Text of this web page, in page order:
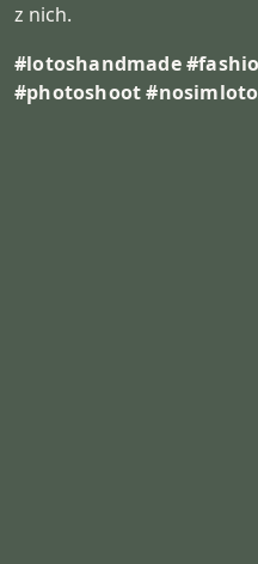
z nich.
#lotoshandmade
#photoshoot